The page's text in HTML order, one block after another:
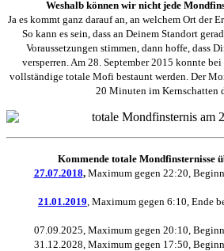
Weshalb können wir nicht jede
Ja es kommt ganz darauf an, an welchem Ort der
So kann es sein, dass an Deinem Standort
Voraussetzungen stimmen, dann hoffe, dass
versperren. Am 28. September 2015 konnte
vollständige totale Mofi bestaunt werden. Der
20 Minuten im Kernschatten
Kommende totale Mondfinsternisse
27.07.2018,Maximum gegen 22:20,
21.01.2019 , Maximum gegen 6:10, Ende
07.09.2025, Maximum gegen 20:10,
31.12.2028, Maximum gegen 17:50,